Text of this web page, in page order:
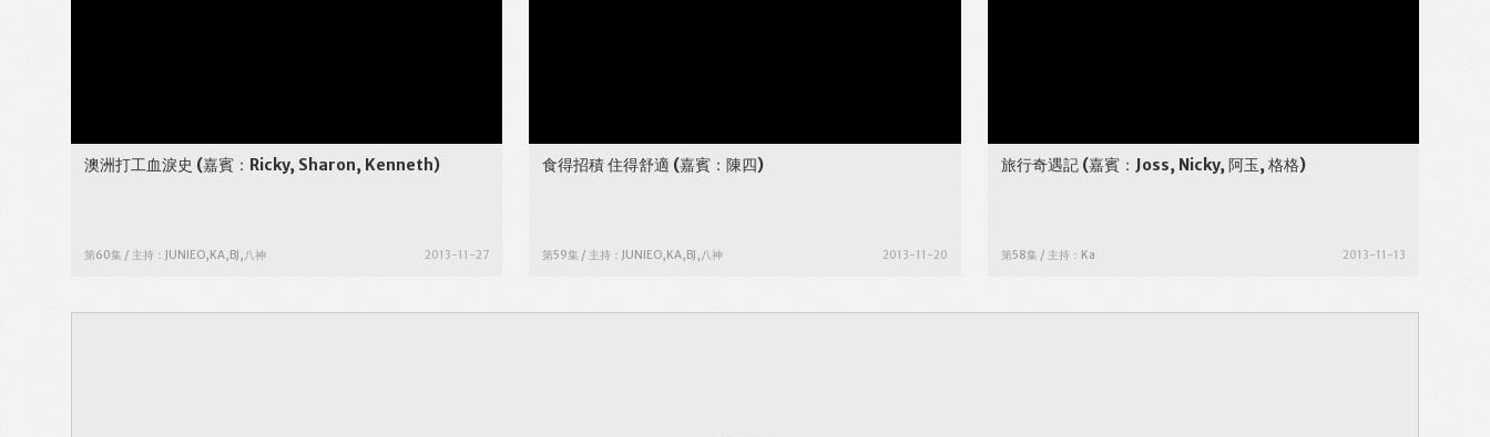
澳洲打工血淚史 (嘉賓：Ricky, Sharon, Kenneth)
第60集 / 主持：JUNIEO,KA,BJ,八神 2013-11-27
食得招積 住得舒適 (嘉賓：陳四)
第59集 / 主持：JUNIEO,KA,BJ,八神 2013-11-20
旅行奇遇記(嘉賓：Joss, Nicky, 阿玉, 格格)
第58集 / 主持：Ka 2013-11-13